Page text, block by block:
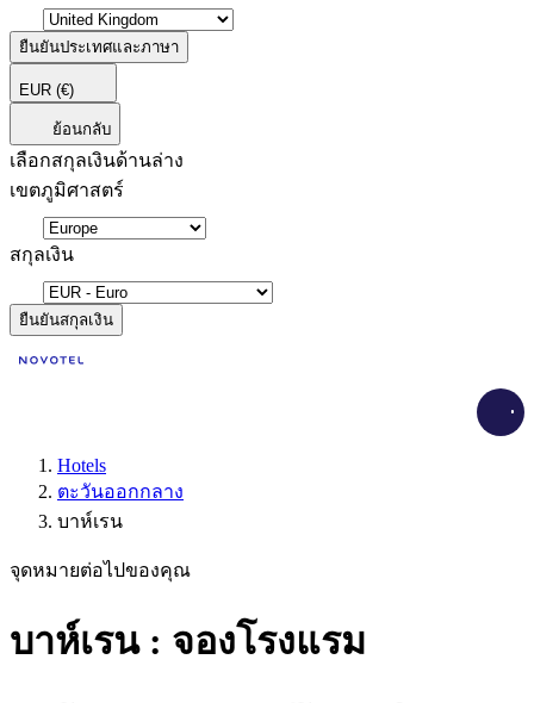
ยืนยันประเทศและภาษา
EUR (€)
ย้อนกลับ
เลือกสกุลเงินด้านล่าง
เขตภูมิศาสตร์
สกุลเงิน
ยืนยันสกุลเงิน
Hotels
ตะวันออกกลาง
บาห์เรน
จุดหมายต่อไปของคุณ
บาห์เรน : จองโรงแรม